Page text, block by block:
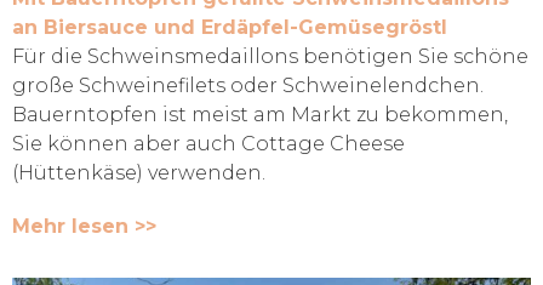
an Biersauce und Erdäpfel-Gemüsegröstl
Für die Schweinsmedaillons benötigen Sie schöne
große Schweinefilets oder Schweinelendchen.
Bauerntopfen ist meist am Markt zu bekommen,
Sie können aber auch Cottage Cheese
(Hüttenkäse) verwenden.
Mehr lesen >>